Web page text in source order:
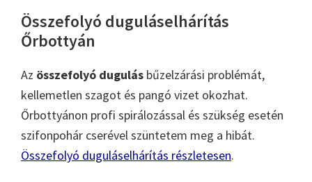
Összefolyó duguláselhárítás
Őrbottyán
Az összefolyó dugulás bűzelzárási problémát,
kellemetlen szagot és pangó vizet okozhat.
Őrbottyánon profi spirálozással és szükség esetén
szifonpohár cserével szüntetem meg a hibát.
Összefolyó duguláselhárítás részletesen.